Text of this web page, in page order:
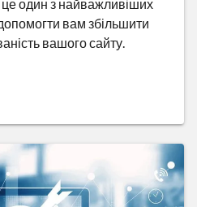
один з найважливіших
вам збільшити
вашого сайту.